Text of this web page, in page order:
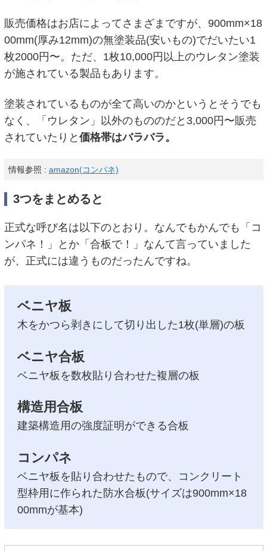
販売価格はお店によってさまざまですが、900mm×18
00mm(厚み12mm)の無塗装品(安いもの)でだいたい1
枚2000円〜。ただ、1枚10,000円以上のウレタン塗装
が施されている製品もあります。
塗装されているものが全て高いのかというとそうでも
なく、「ウレタン」以外のもののだと3,000円〜販売
されていたりと 価格帯はバラバラ。
情報参照 : amazon(コンパネ)
3つをまとめると
正式な呼び名は以下のとおり。なんでもかんでも「コ
ンパネ！」とか「合板で！」なんて言っていました
が、正式には違うものだったんですね。
ベニヤ板
木をかつら剥きにして切り出した1枚(単層)の板
ベニヤ合板
ベニヤ板を数枚貼り合わせた複層の板
構造用合板
建築構造用の強度証明ができる合板
コンパネ
ベニヤ板を貼り合わせたもので、コンクリート
型枠用に作られた防水合板(サイズは900mm×18
00mmが基本)